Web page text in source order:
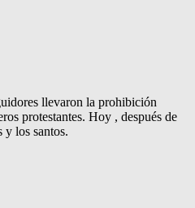
llevaron la prohibición
protestantes. Hoy , después de
y los santos.